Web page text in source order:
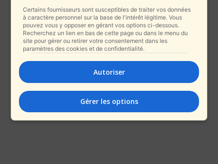
Certains fournisseurs sont susceptibles de traiter vos données
à caractère personnel sur la base de l'intérêt légitime. Vous
pouvez vous y opposer en gérant vos options ci-dessous.
Recherchez un lien en bas de cette page ou dans le menu du
site pour gérer ou retirer votre consentement dans les
paramètres des cookies et de confidentialité.
Autoriser
Gérer les options